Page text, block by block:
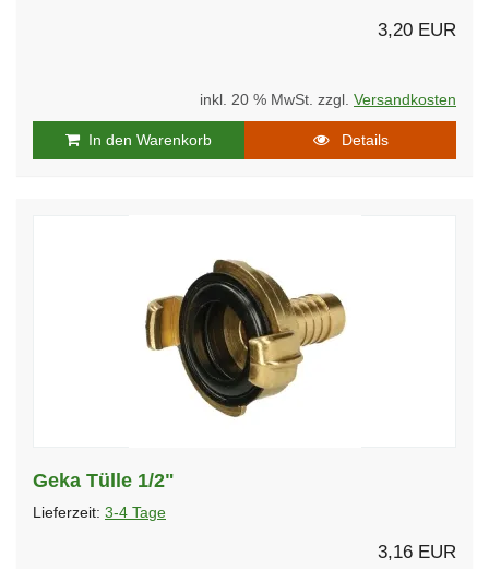
3,20 EUR
inkl. 20 % MwSt. zzgl. Versandkosten
In den Warenkorb Details
Geka Tülle 1/2"
Lieferzeit: 3-4 Tage
3,16 EUR